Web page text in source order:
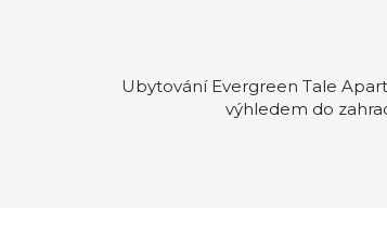
Ubytování Evergreen Tale
výhledem do